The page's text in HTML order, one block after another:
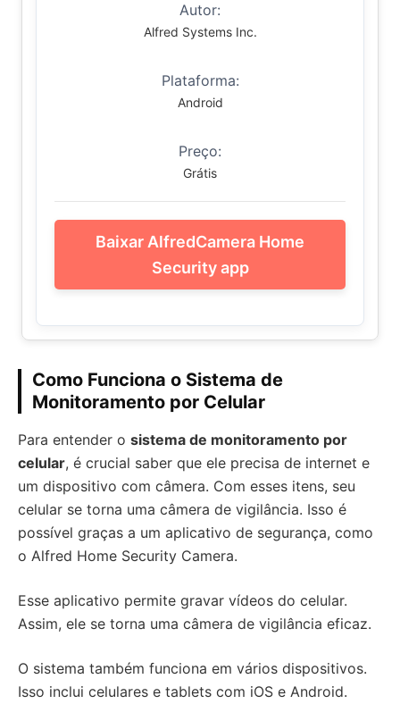
Autor:
Alfred Systems Inc.
Plataforma:
Android
Preço:
Grátis
Baixar AlfredCamera Home
Security app
Como Funciona o Sistema de
Monitoramento por Celular
Para entender o sistema de monitoramento por
celular, é crucial saber que ele precisa de internet e
um dispositivo com câmera. Com esses itens, seu
celular se torna uma câmera de vigilância. Isso é
possível graças a um aplicativo de segurança, como
o Alfred Home Security Camera.
Esse aplicativo permite gravar vídeos do celular.
Assim, ele se torna uma câmera de vigilância eficaz.
O sistema também funciona em vários dispositivos.
Isso inclui celulares e tablets com iOS e Android.